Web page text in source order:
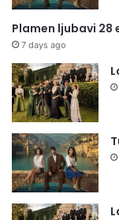
Plamen ljubavi 28
7 days ago